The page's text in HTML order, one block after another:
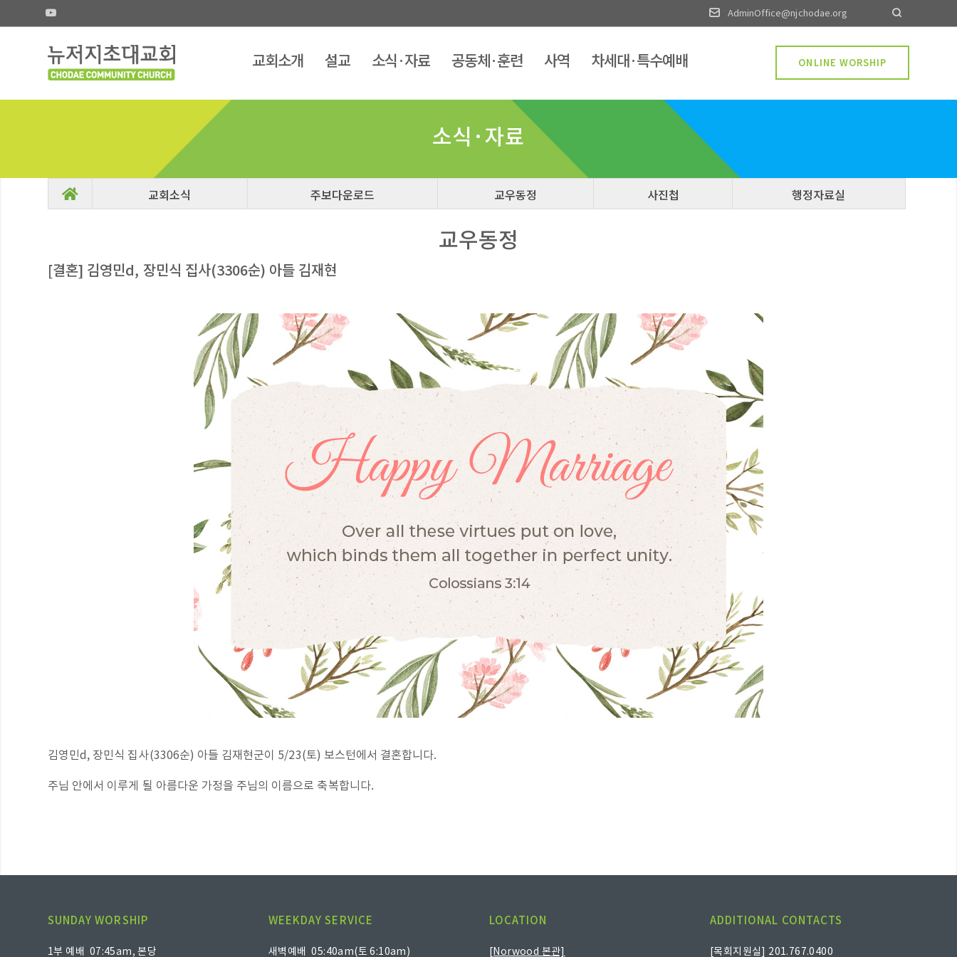
AdminOffice@njchodae.org
교회소개 설교 소식·자료 공동체·훈련 사역 차세대·특수예배 ONLINE WORSHIP
소식·자료
교우동정
[결혼] 김영민d, 장민식 집사(3306순) 아들 김재현
김영민d, 장민식 집사(3306순) 아들 김재현군이 5/23(토) 보스턴에서 결혼합니다.
주님 안에서 이루게 될 아름다운 가정을 주님의 이름으로 축복합니다.
SUNDAY WORSHIP
1부 예배 07:45am, 본당
WEEKDAY SERVICE
새벽예배 05:40am(토 6:10am)
LOCATION
[Norwood 본관]
ADDITIONAL CONTACTS
[목회지원실] 201.767.0400